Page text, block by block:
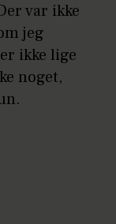
var ikke
jeg
ikke lige
noget,